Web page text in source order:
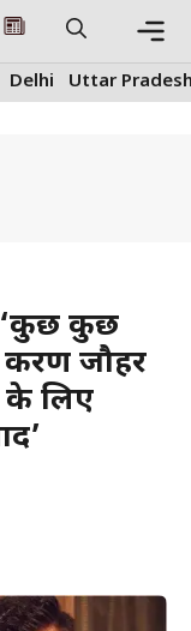
Delhi Uttar
‘कुछ कुछ
करण जौहर
के लिए